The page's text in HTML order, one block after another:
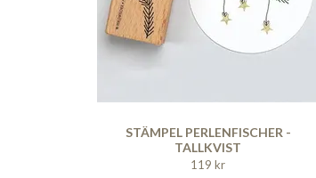
STÄMPEL PERLENFISCHER -
TALLKVIST
119 kr